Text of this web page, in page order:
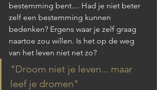
bestemming bent.... Had je niet beter
zelf een bestemming kunnen
bedenken? Ergens waar je zelf graag
naartoe zou willen. Is het op de weg
van het leven niet net zo?
"Droom niet je leven... maar
leef je dromen"